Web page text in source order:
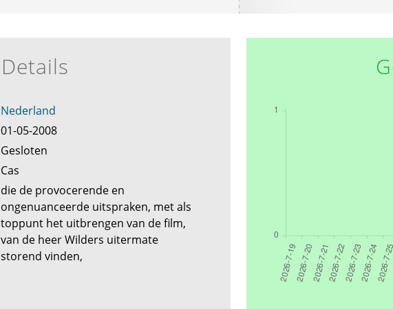
Details
Nederland
01-05-2008
Gesloten
Cas
die de provocerende en
ongenuanceerde uitspraken, met als
toppunt het uitbrengen van de film,
van de heer Wilders uitermate
storend vinden,